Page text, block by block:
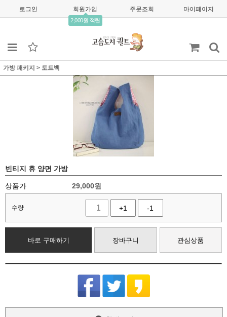
로그인 회원가입
2,000원 적립
주문조회 마이페이지
가방 패키지 > 토트백
빈티지 휴 양면 가방
상품가 29,000원
수량 +1 -1
바로 구매하기 장바구니 관심상품